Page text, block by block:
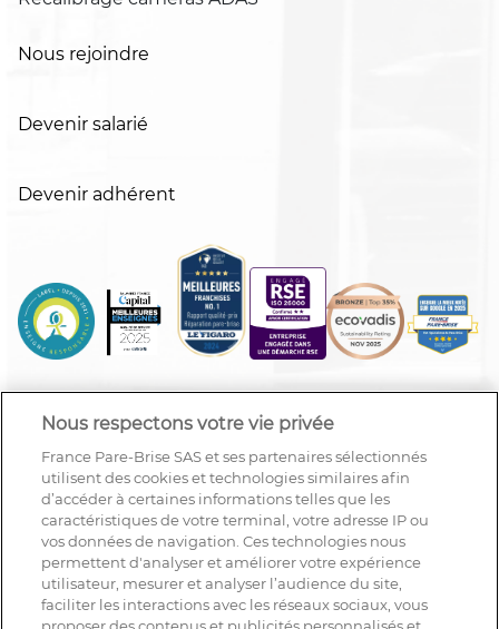
Nous rejoindre
Devenir salarié
Devenir adhérent
Nous respectons votre vie privée
France Pare-Brise SAS et ses partenaires sélectionnés
utilisent des cookies et technologies similaires afin
d’accéder à certaines informations telles que les
caractéristiques de votre terminal, votre adresse IP ou
vos données de navigation. Ces technologies nous
permettent d'analyser et améliorer votre expérience
utilisateur, mesurer et analyser l’audience du site,
faciliter les interactions avec les réseaux sociaux, vous